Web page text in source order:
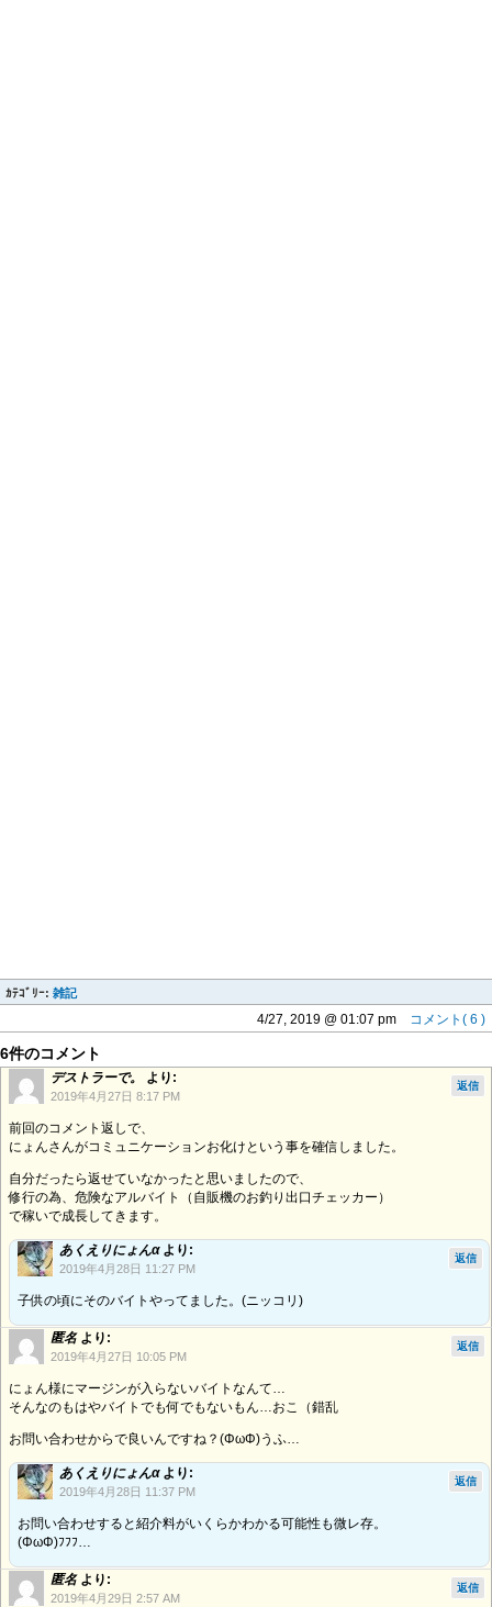
ｶﾃｺﾞﾘｰ: 雑記
4/27, 2019 @ 01:07 pm コメント( 6 )
6件のコメント
デストラーで。 より:
2019年4月27日 8:17 PM
前回のコメント返しで、
にょんさんがコミュニケーションお化けという事を確信しました。
自分だったら返せていなかったと思いましたので、
修行の為、危険なアルバイト（自販機のお釣り出口チェッカー）
で稼いで成長してきます。
返信
あくえりにょんα より:
2019年4月28日 11:27 PM
子供の頃にそのバイトやってました。(ニッコリ)
返信
匿名 より:
2019年4月27日 10:05 PM
にょん様にマージンが入らないバイトなんて…
そんなのもはやバイトでも何でもないもん…おこ（錯乱
お問い合わせからで良いんですね？(ΦωΦ)うふ…
返信
あくえりにょんα より:
2019年4月28日 11:37 PM
お問い合わせすると紹介料がいくらかわかる可能性も微レ存。
(ΦωΦ)ﾌﾌﾌ…
返信
匿名 より:
2019年4月29日 2:57 AM
返信